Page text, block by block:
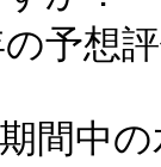
予想
中の